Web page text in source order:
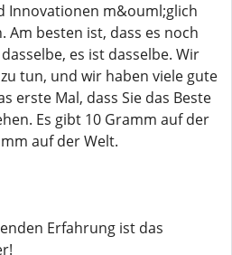
Innovationen m&ouml;glich
Am besten ist, dass es noch
es ist dasselbe. Wir
tun, und wir haben viele gute
erste Mal, dass Sie das Beste
Es gibt 10 Gramm auf der
auf der Welt.
Erfahrung ist das